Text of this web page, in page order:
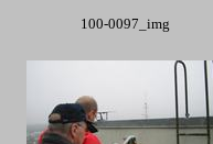
100-0097_img